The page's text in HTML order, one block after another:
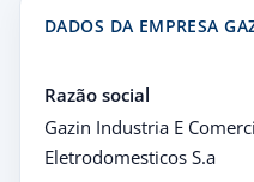
DADOS DA EMPRESA
Razão social
Gazin Industria E
Eletrodomesticos S.a